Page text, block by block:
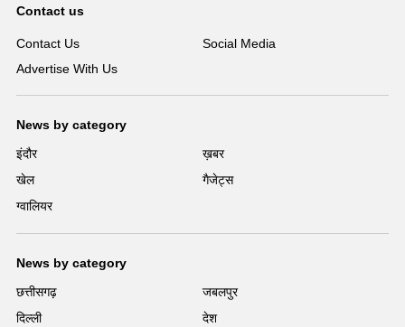
Contact us
Contact Us
Social Media
Advertise With Us
News by category
इंदौर
ख़बर
खेल
गैजेट्स
ग्वालियर
News by category
छत्तीसगढ़
जबलपुर
दिल्ली
देश